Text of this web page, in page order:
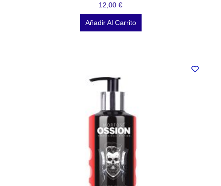
12,00 €
Añadir Al Carrito